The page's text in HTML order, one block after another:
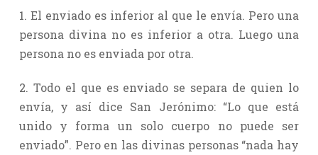
1. El enviado es inferior al que le envía. Pero una
persona divina no es inferior a otra. Luego una
persona no es enviada por otra.
2. Todo el que es enviado se separa de quien lo
envía, y así dice San Jerónimo: “Lo que está
unido y forma un solo cuerpo no puede ser
enviado”. Pero en las divinas personas “nada hay